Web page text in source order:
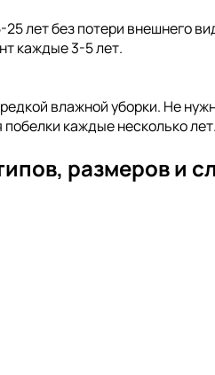
лет без потери внешнего
каждые 3-5 лет.
влажной уборки. Не
каждые несколько лет.
размеров и